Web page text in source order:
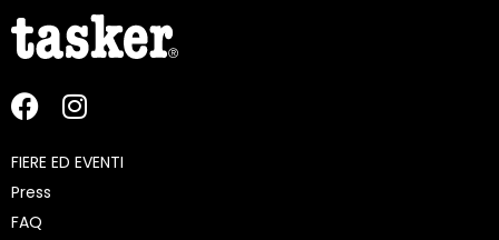
FIERE ED EVENTI
Press
FAQ